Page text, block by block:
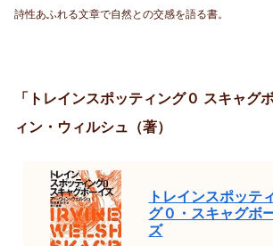
詩性あふれる文章で自然との交感を語る書。
「トレインスポッティング０ スキャグ
ィン・ウィルシュ（著）
トレインスポッテ
グ０・スキャグボ
ズ